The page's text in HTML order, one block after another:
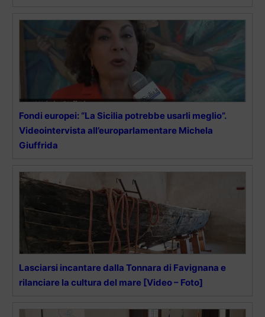
Fondi europei: “La Sicilia potrebbe usarli meglio”.
Videointervista all’europarlamentare Michela
Giuffrida
Lasciarsi incantare dalla Tonnara di Favignana e
rilanciare la cultura del mare [Video – Foto]